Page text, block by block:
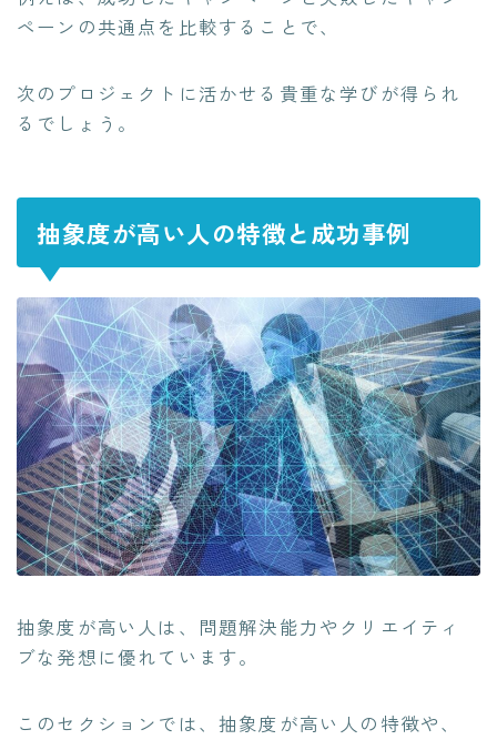
ペーンの共通点を比較することで、
次のプロジェクトに活かせる貴重な学びが得られ
るでしょう。
抽象度が高い人の特徴と成功事例
抽象度が高い人は、問題解決能力やクリエイティ
ブな発想に優れています。
このセクションでは、抽象度が高い人の特徴や、